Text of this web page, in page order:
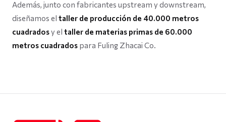
Además, junto con fabricantes upstream y downstream,
diseñamos el taller de producción de 40.000 metros
cuadradosy el taller de materias primas de 60.000
metros cuadrados para Fuling Zhacai Co.